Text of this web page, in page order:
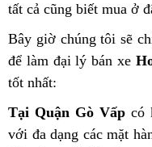
tất cả cũng biết mua ở
Bây giờ chúng tôi sẽ
để làm đại lý bán xe
tốt nhất:
Tại Quận Gò Vấpcó
với đa dạng các mặt